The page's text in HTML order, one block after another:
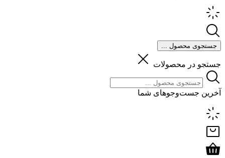
جستجوی محصول ...
جستجو در محصولات
آخرین جست‌وجوهای شما